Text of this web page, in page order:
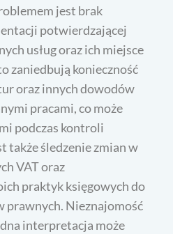
jest brak
potwierdzającej
usług oraz ich miejsce
zaniedbują konieczność
oraz innych dowodów
pracami, co może
podczas kontroli
także śledzenie zmian w
VAT oraz
praktyk księgowych do
prawnych. Nieznajomość
interpretacja może